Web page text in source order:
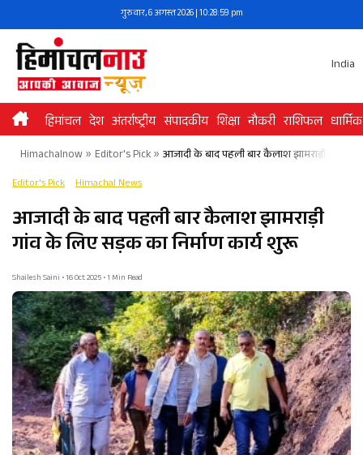
to
content
गुरुवार, 6 अगस्त 2026 | 10:28:59 pm
India
हिमांचल देश अंतर्राष्ट्रीय संपादकीय शिक्षा नौकरी राशिफल धार्मिक
Himachalnow» Editor's Pick» आजादी के बाद पहली बार कैलाश झामराड़ी गांव के
Editor's Pick Himachal News
आजादी के बाद पहली बार कैलाश झामराड़ी
गांव के लिए सड़क का निर्माण कार्य शुरू
Shailesh Saini • 16 Oct 2025 • 1 Min Read